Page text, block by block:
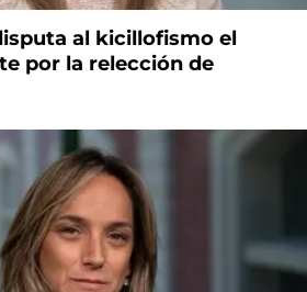
al kicillofismo el
por la relección de